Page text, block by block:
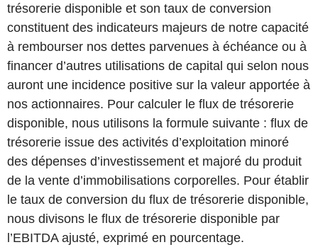
trésorerie disponible et son taux de conversion
constituent des indicateurs majeurs de notre capacité
à rembourser nos dettes parvenues à échéance ou à
financer d’autres utilisations de capital qui selon nous
auront une incidence positive sur la valeur apportée à
nos actionnaires. Pour calculer le flux de trésorerie
disponible, nous utilisons la formule suivante : flux de
trésorerie issue des activités d’exploitation minoré
des dépenses d’investissement et majoré du produit
de la vente d’immobilisations corporelles. Pour établir
le taux de conversion du flux de trésorerie disponible,
nous divisons le flux de trésorerie disponible par
l’EBITDA ajusté, exprimé en pourcentage.